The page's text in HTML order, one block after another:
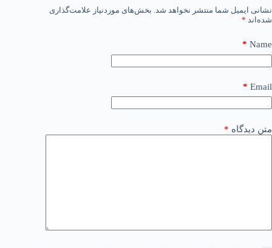
نشانی ایمیل شما منتشر نخواهد شد. بخش‌های موردنیاز علامت‌گذاری
شده‌اند *
Name
*
Email
*
متن دیدگاه *